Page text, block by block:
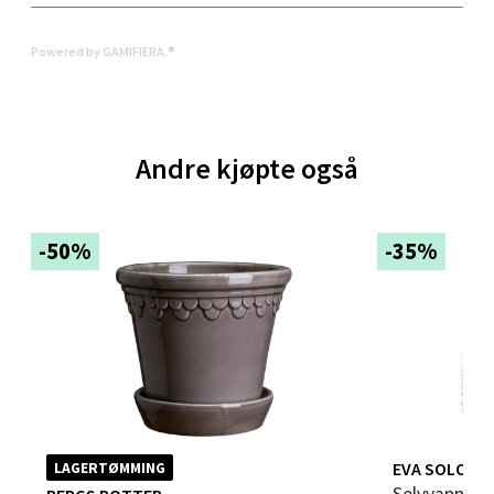
Powered by GAMIFIERA.®
Andre kjøpte også
-50%
LAGERTØMMING
-35%
EVA SOLO
Folke Bernadottes vei 52, 5147 Fyllingsdalen
Oppdal - Aunasenteret
Aunasenteret, Sunndalsvegen 3, 7340 Oppdal
Åpent i dag 10-19
0 i butikk